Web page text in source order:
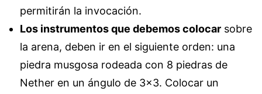
permitirán la invocación.
Los instrumentos que debemos colocar sobre
la arena, deben ir en el siguiente orden: una
piedra musgosa rodeada con 8 piedras de
Nether en un ángulo de 3×3. Colocar un